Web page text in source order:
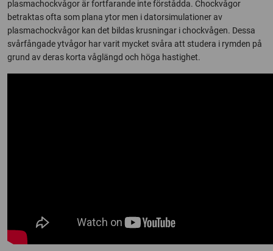
plasmachockvågor är fortfarande inte förstådda. Chockvågor
betraktas ofta som plana ytor men i datorsimulationer av
plasmachockvågor kan det bildas krusningar i chockvågen. Dessa
svårfångade ytvågor har varit mycket svåra att studera i rymden på
grund av deras korta våglängd och höga hastighet.